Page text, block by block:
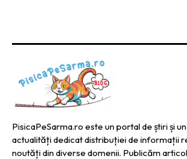
PisicaPeSarma.ro este un portal de știri și
actualități dedicat distribuției de informații
noutăți din diverse domenii. Publicăm